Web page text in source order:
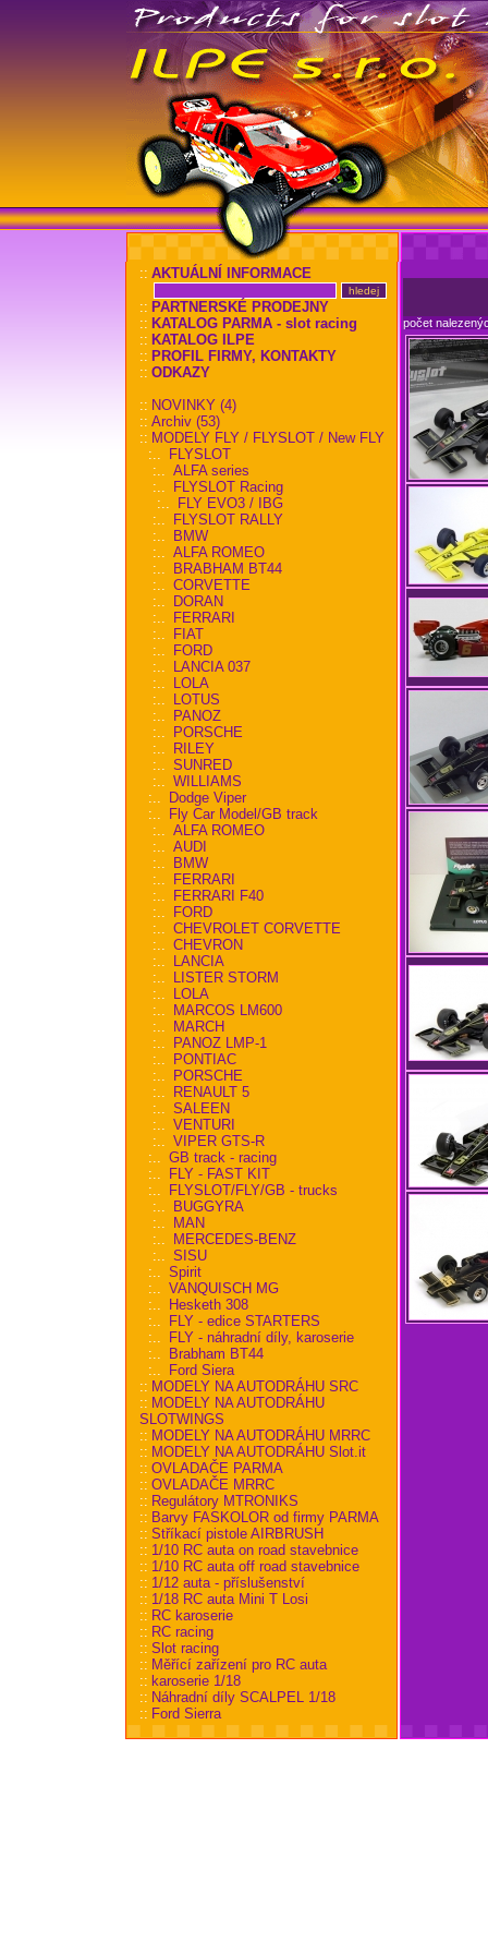
:: AKTUÁLNÍ INFORMACE
:: PARTNERSKÉ PRODEJNY
:: KATALOG PARMA - slot racing
:: KATALOG ILPE
:: PROFIL FIRMY, KONTAKTY
:: ODKAZY
:: NOVINKY (4)
:: Archiv (53)
:: MODELY FLY / FLYSLOT / New FLY
:..
FLYSLOT
:.. ALFA series
:..
FLYSLOT Racing
:..
FLY EVO3 / IBG
:..
FLYSLOT RALLY
:..
BMW
:.. ALFA ROMEO
:..
BRABHAM BT44
:.. CORVETTE
:..
DORAN
:..
FERRARI
:..
FIAT
:..
FORD
:..
LANCIA 037
:..
LOLA
:..
LOTUS
:..
PANOZ
:..
PORSCHE
:..
RILEY
:.. SUNRED
:.. WILLIAMS
:..
Dodge Viper
:..
Fly Car Model/GB track
:.. ALFA ROMEO
:.. AUDI
:..
BMW
:..
FERRARI
:..
FERRARI F40
:..
FORD
:.. CHEVROLET CORVETTE
:.. CHEVRON
:..
LANCIA
:..
LISTER STORM
:..
LOLA
:..
MARCOS LM600
:..
MARCH
:..
PANOZ LMP-1
:..
PONTIAC
:..
PORSCHE
:..
RENAULT 5
:.. SALEEN
:.. VENTURI
:.. VIPER GTS-R
:.. GB track - racing
:..
FLY - FAST KIT
:..
FLYSLOT/FLY/GB - trucks
:..
BUGGYRA
:..
MAN
:..
MERCEDES-BENZ
:.. SISU
:.. Spirit
:.. VANQUISCH MG
:..
Hesketh 308
:..
FLY - edice STARTERS
:..
FLY - náhradní díly, karoserie
:..
Brabham BT44
:..
Ford Siera
:: MODELY NA AUTODRÁHU SRC
:: MODELY NA AUTODRÁHU
SLOTWINGS
:: MODELY NA AUTODRÁHU MRRC
:: MODELY NA AUTODRÁHU Slot.it
:: OVLADAČE PARMA
:: OVLADAČE MRRC
:: Regulátory MTRONIKS
:: Barvy FASKOLOR od firmy PARMA
:: Stříkací pistole AIRBRUSH
:: 1/10 RC auta on road stavebnice
:: 1/10 RC auta off road stavebnice
:: 1/12 auta - příslušenství
:: 1/18 RC auta Mini T Losi
:: RC karoserie
:: RC racing
:: Slot racing
:: Měřící zařízení pro RC auta
:: karoserie 1/18
:: Náhradní díly SCALPEL 1/18
:: Ford Sierra
počet